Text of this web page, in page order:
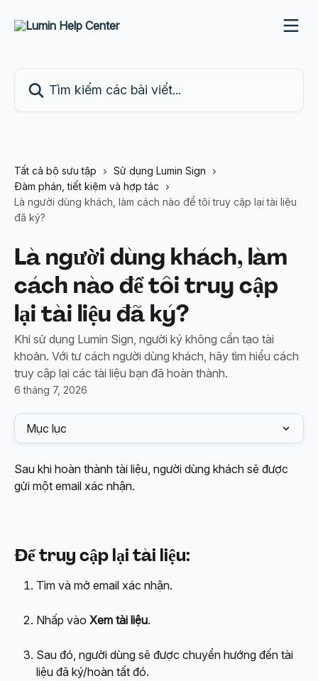
Tất cả bộ sưu tập
Sử dụng Lumin Sign
Đàm phán, tiết kiệm và hợp tác
Là người dùng khách, làm cách nào để tôi truy cập lại tài liệu
đã ký?
Là người dùng khách, làm
cách nào để tôi truy cập
lại tài liệu đã ký?
Khi sử dụng Lumin Sign, người ký không cần tạo tài
khoản. Với tư cách người dùng khách, hãy tìm hiểu cách
truy cập lại các tài liệu bạn đã hoàn thành.
6 tháng 7, 2026
Mục lục
Sau khi hoàn thành tài liệu, người dùng khách sẽ được
gửi một email xác nhận.
Để truy cập lại tài liệu:
Tìm và mở email xác nhận.
Nhấp vào Xem tài liệu.
Sau đó, người dùng sẽ được chuyển hướng đến tài
liệu đã ký/hoàn tất đó.